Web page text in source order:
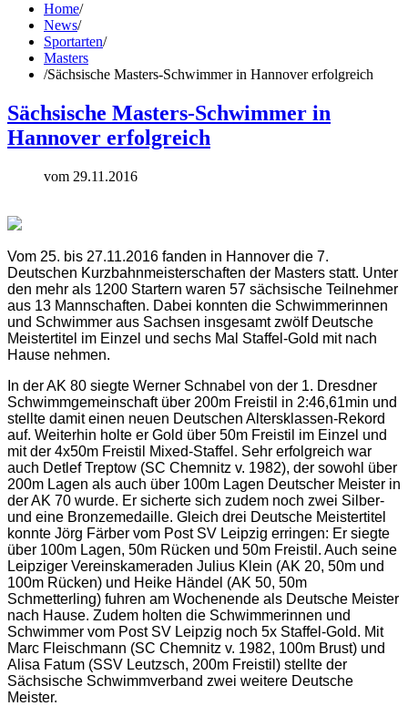
Home/
News/
Sportarten/
Masters
/Sächsische Masters-Schwimmer in Hannover erfolgreich
Sächsische Masters-Schwimmer in
Hannover erfolgreich
vom 29.11.2016
Vom 25. bis 27.11.2016 fanden in Hannover die 7.
Deutschen Kurzbahnmeisterschaften der Masters statt. Unter
den mehr als 1200 Startern waren 57 sächsische Teilnehmer
aus 13 Mannschaften. Dabei konnten die Schwimmerinnen
und Schwimmer aus Sachsen insgesamt zwölf Deutsche
Meistertitel im Einzel und sechs Mal Staffel-Gold mit nach
Hause nehmen.
In der AK 80 siegte Werner Schnabel von der 1. Dresdner
Schwimmgemeinschaft über 200m Freistil in 2:46,61min und
stellte damit einen neuen Deutschen Altersklassen-Rekord
auf. Weiterhin holte er Gold über 50m Freistil im Einzel und
mit der 4x50m Freistil Mixed-Staffel. Sehr erfolgreich war
auch Detlef Treptow (SC Chemnitz v. 1982), der sowohl über
200m Lagen als auch über 100m Lagen Deutscher Meister in
der AK 70 wurde. Er sicherte sich zudem noch zwei Silber-
und eine Bronzemedaille. Gleich drei Deutsche Meistertitel
konnte Jörg Färber vom Post SV Leipzig erringen: Er siegte
über 100m Lagen, 50m Rücken und 50m Freistil. Auch seine
Leipziger Vereinskameraden Julius Klein (AK 20, 50m und
100m Rücken) und Heike Händel (AK 50, 50m
Schmetterling) fuhren am Wochenende als Deutsche Meister
nach Hause. Zudem holten die Schwimmerinnen und
Schwimmer vom Post SV Leipzig noch 5x Staffel-Gold. Mit
Marc Fleischmann (SC Chemnitz v. 1982, 100m Brust) und
Alisa Fatum (SSV Leutzsch, 200m Freistil) stellte der
Sächsische Schwimmverband zwei weitere Deutsche
Meister.